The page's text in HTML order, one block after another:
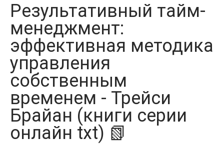
ЗАКЛАДКИ
Результативный тайм-
менеджмент:
эффективная методика
управления
собственным
временем - Трейси
Брайан (книги серии
онлайн txt) 📗